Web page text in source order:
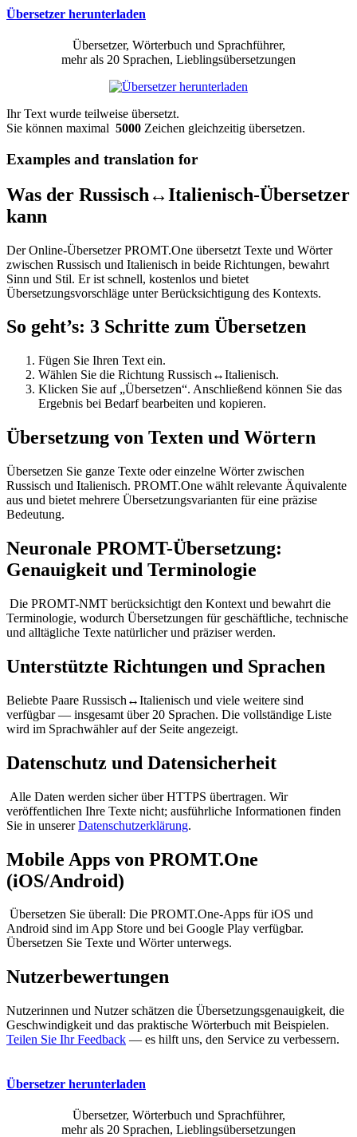
Übersetzer herunterladen
Übersetzer, Wörterbuch und Sprachführer,
mehr als 20 Sprachen, Lieblingsübersetzungen
Ihr Text wurde teilweise übersetzt.
Sie können maximal 5000 Zeichen gleichzeitig übersetzen.
Examples and translation for
Was der Russisch↔Italienisch-Übersetzer
kann
Der Online-Übersetzer PROMT.One übersetzt Texte und Wörter
zwischen Russisch und Italienisch in beide Richtungen, bewahrt
Sinn und Stil. Er ist schnell, kostenlos und bietet
Übersetzungsvorschläge unter Berücksichtigung des Kontexts.
So geht’s: 3 Schritte zum Übersetzen
Fügen Sie Ihren Text ein.
Wählen Sie die Richtung Russisch↔Italienisch.
Klicken Sie auf „Übersetzen“. Anschließend können Sie das
Ergebnis bei Bedarf bearbeiten und kopieren.
Übersetzung von Texten und Wörtern
Übersetzen Sie ganze Texte oder einzelne Wörter zwischen
Russisch und Italienisch. PROMT.One wählt relevante Äquivalente
aus und bietet mehrere Übersetzungsvarianten für eine präzise
Bedeutung.
Neuronale PROMT-Übersetzung:
Genauigkeit und Terminologie
Die PROMT-NMT berücksichtigt den Kontext und bewahrt die
Terminologie, wodurch Übersetzungen für geschäftliche, technische
und alltägliche Texte natürlicher und präziser werden.
Unterstützte Richtungen und Sprachen
Beliebte Paare Russisch↔Italienisch und viele weitere sind
verfügbar — insgesamt über 20 Sprachen. Die vollständige Liste
wird im Sprachwähler auf der Seite angezeigt.
Datenschutz und Datensicherheit
Alle Daten werden sicher über HTTPS übertragen. Wir
veröffentlichen Ihre Texte nicht; ausführliche Informationen finden
Sie in unsererDatenschutzerklärung.
Mobile Apps von PROMT.One
(iOS/Android)
Übersetzen Sie überall: Die PROMT.One-Apps für iOS und
Android sind im App Store und bei Google Play verfügbar.
Übersetzen Sie Texte und Wörter unterwegs.
Nutzerbewertungen
Nutzerinnen und Nutzer schätzen die Übersetzungsgenauigkeit, die
Geschwindigkeit und das praktische Wörterbuch mit Beispielen.
Teilen Sie Ihr Feedback — es hilft uns, den Service zu verbessern.
Übersetzer herunterladen
Übersetzer, Wörterbuch und Sprachführer,
mehr als 20 Sprachen, Lieblingsübersetzungen